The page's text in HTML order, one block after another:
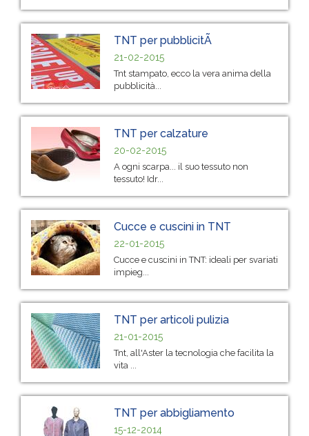
TNT per pubblicitÃ
21-02-2015
Tnt stampato, ecco la vera anima della
pubblicità...
TNT per calzature
20-02-2015
A ogni scarpa... il suo tessuto non
tessuto! Idr...
Cucce e cuscini in TNT
22-01-2015
Cucce e cuscini in TNT: ideali per svariati
impieg...
TNT per articoli pulizia
21-01-2015
Tnt, all'Aster la tecnologia che facilita la
vita ...
TNT per abbigliamento
15-12-2014